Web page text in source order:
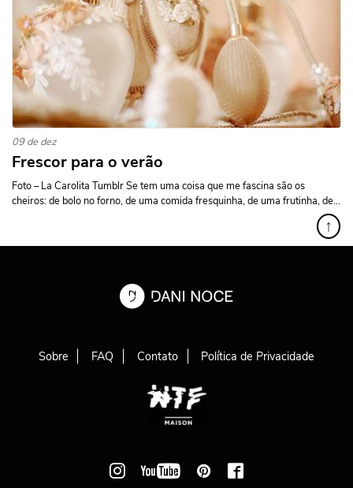
09 de dez
Frescor para o verão
Foto – La Carolita Tumblr Se tem uma coisa que me fascina são os
cheiros: de bolo no forno, de uma comida fresquinha, de uma frutinha, de...
↑
Sobre FAQ Contato Política de Privacidade